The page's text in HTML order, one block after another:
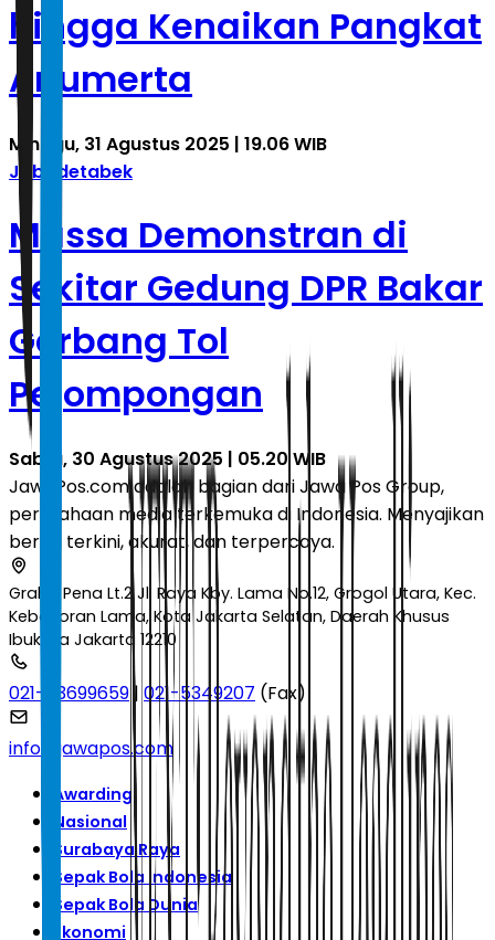
hingga Kenaikan Pangkat
Anumerta
Minggu, 31 Agustus 2025 | 19.06 WIB
Jabodetabek
Massa Demonstran di
Sekitar Gedung DPR Bakar
Gerbang Tol
Pejompongan
Sabtu, 30 Agustus 2025 | 05.20 WIB
JawaPos.com adalah bagian dari Jawa Pos Group,
perusahaan media terkemuka di Indonesia. Menyajikan
berita terkini, akurat, dan terpercaya.
Graha Pena Lt.2 Jl. Raya Kby. Lama No.12, Grogol Utara, Kec.
Kebayoran Lama, Kota Jakarta Selatan, Daerah Khusus
Ibukota Jakarta 12210
021-53699659 | 021-5349207 (Fax)
info@jawapos.com
Awarding
Nasional
Surabaya Raya
Sepak Bola Indonesia
Sepak Bola Dunia
Ekonomi